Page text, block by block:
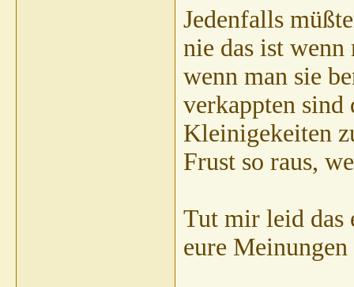
Jedenfalls
nie das ist
wenn man sie
verkappten sind
Kleinigekeiten
Frust so raus,
Tut mir leid das
eure